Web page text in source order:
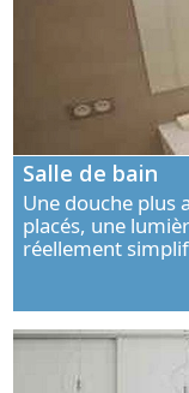
Salle de bain
Une douche plus
placés, une
réellement
concevoir un